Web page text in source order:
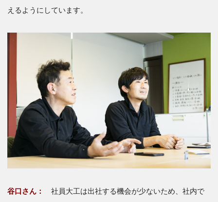
えるようにしています。
谷口さん： 社員大工は出社する機会が少ないため、社内で